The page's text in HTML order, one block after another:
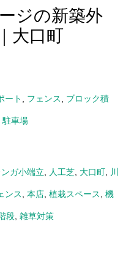
ジの新築外
大口町
ート フェンス ブロック積
駐車場
ンガ小端立 人工芝, 大口町, 川
ンス 本店, 植栽スペース 機
段, 雑草対策